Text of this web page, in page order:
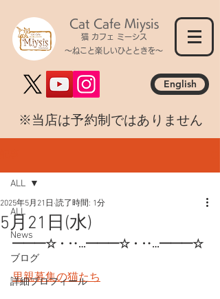
Cat Cafe Miysis
猫 カフェ ミーシス
～ねこと楽しいひとときを～
English
​※当店は予約制ではありません
ALL
News
ブログ
詳細プロフィール
ALL
5月21日(水)
2025年5月21日 読了時間: 1分
━━━☆・‥…━━━☆・‥…━━━☆
里親募集の猫たち